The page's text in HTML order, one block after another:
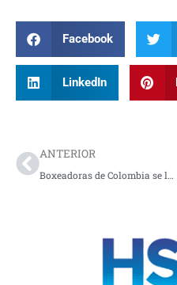
Facebook
LinkedIn
ANTERIOR
Boxeadoras de Colombia se lucen en Mundial femenino